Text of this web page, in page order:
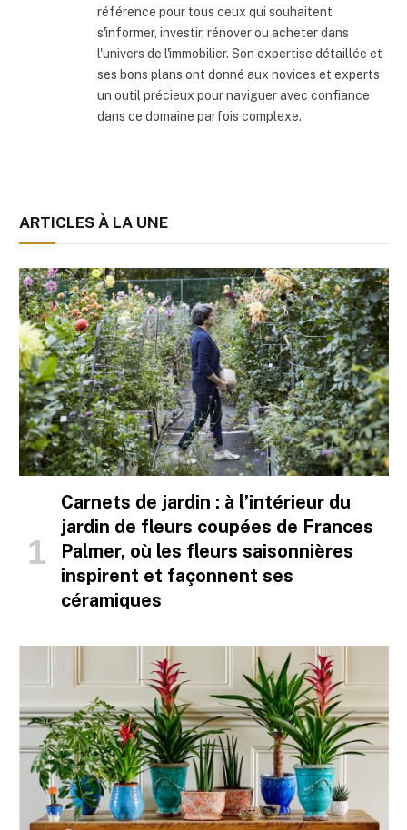
référence pour tous ceux qui souhaitent
s'informer, investir, rénover ou acheter dans
l'univers de l'immobilier. Son expertise détaillée et
ses bons plans ont donné aux novices et experts
un outil précieux pour naviguer avec confiance
dans ce domaine parfois complexe.
ARTICLES À LA UNE
Carnets de jardin : à l’intérieur du
jardin de fleurs coupées de Frances
Palmer, où les fleurs saisonnières
inspirent et façonnent ses
céramiques